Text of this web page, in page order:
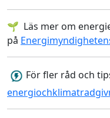
🌱 Läs mer om
på
För fler råd och